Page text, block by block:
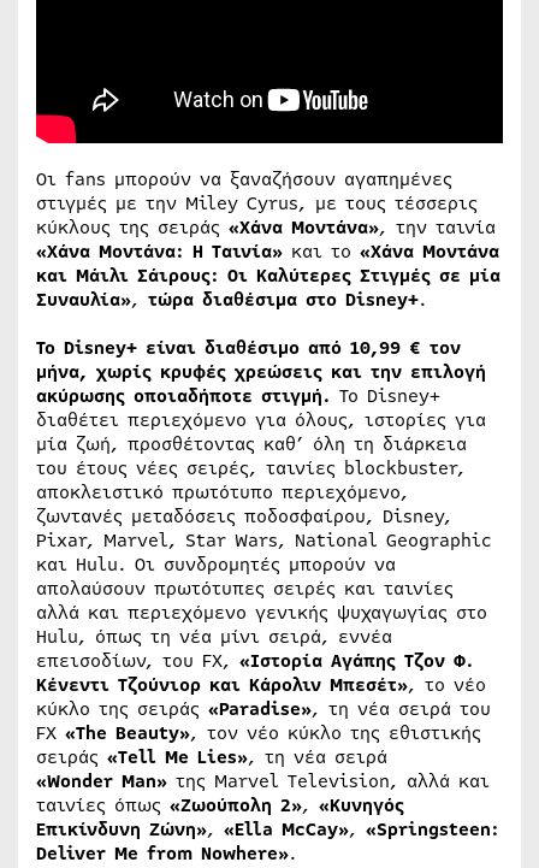
Οι fans μπορούν να ξαναζήσουν αγαπημένες
στιγμές με την Miley Cyrus, με τους τέσσερις
κύκλους της σειράς «Χάνα Μοντάνα», την ταινία
«Χάνα Μοντάνα: Η Ταινία» και το «Χάνα Μοντάνα
και Μάιλι Σάιρους: Οι Καλύτερες Στιγμές σε μία
Συναυλία», τώρα διαθέσιμα στο Disney+.
Το Disney+ είναι διαθέσιμο από 10,99 € τον
μήνα, χωρίς κρυφές χρεώσεις και την επιλογή
ακύρωσης οποιαδήποτε στιγμή. Το Disney+
διαθέτει περιεχόμενο για όλους, ιστορίες για
μία ζωή, προσθέτοντας καθ’ όλη τη διάρκεια
του έτους νέες σειρές, ταινίες blockbuster,
αποκλειστικό πρωτότυπο περιεχόμενο,
ζωντανές μεταδόσεις ποδοσφαίρου, Disney,
Pixar, Marvel, Star Wars, National Geographic
και Hulu. Οι συνδρομητές μπορούν να
απολαύσουν πρωτότυπες σειρές και ταινίες
αλλά και περιεχόμενο γενικής ψυχαγωγίας στο
Hulu, όπως τη νέα μίνι σειρά, εννέα
επεισοδίων, του FX, «Ιστορία Αγάπης Τζον Φ.
Κένεντι Τζούνιορ και Κάρολιν Μπεσέτ», το νέο
κύκλο της σειράς «Paradise», τη νέα σειρά του
FX «The Beauty», τον νέο κύκλο της εθιστικής
σειράς «Tell Me Lies», τη νέα σειρά
«Wonder Man» της Marvel Television, αλλά και
ταινίες όπως «Ζωούπολη 2», «Κυνηγός
Επικίνδυνη Ζώνη», «Ella McCay», «Springsteen:
Deliver Me from Nowhere».